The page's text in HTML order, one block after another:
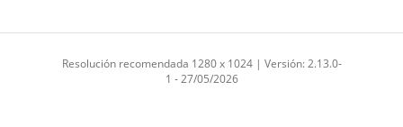
Resolución recomendada 1280 x 1024 | Versión: 2.13.0-
1 - 27/05/2026